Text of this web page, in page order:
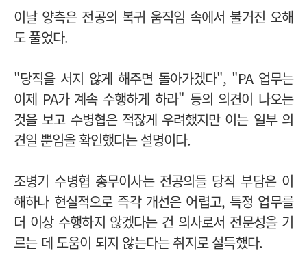
이날 양측은 전공의 복귀 움직임 속에서 불거진 오해
도 풀었다.
"당직을 서지 않게 해주면 돌아가겠다", "PA 업무는
이제 PA가 계속 수행하게 하라" 등의 의견이 나오는
것을 보고 수병협은 적잖게 우려했지만 이는 일부 의
견일 뿐임을 확인했다는 설명이다.
조병기 수병협 총무이사는 전공의들 당직 부담은 이
해하나 현실적으로 즉각 개선은 어렵고, 특정 업무를
더 이상 수행하지 않겠다는 건 의사로서 전문성을 기
르는 데 도움이 되지 않는다는 취지로 설득했다.